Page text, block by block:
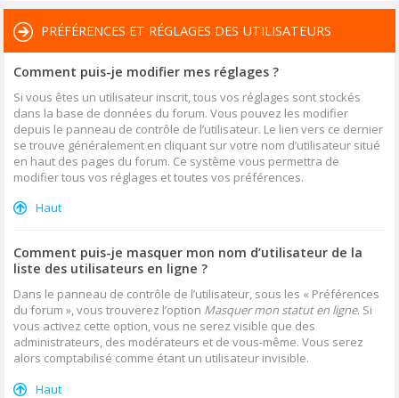
PRÉFÉRENCES ET RÉGLAGES DES UTILISATEURS
Comment puis-je modifier mes réglages ?
Si vous êtes un utilisateur inscrit, tous vos réglages sont stockés
dans la base de données du forum. Vous pouvez les modifier
depuis le panneau de contrôle de l’utilisateur. Le lien vers ce dernier
se trouve généralement en cliquant sur votre nom d’utilisateur situé
en haut des pages du forum. Ce système vous permettra de
modifier tous vos réglages et toutes vos préférences.
Haut
Comment puis-je masquer mon nom d’utilisateur de la
liste des utilisateurs en ligne ?
Dans le panneau de contrôle de l’utilisateur, sous les « Préférences
du forum », vous trouverez l’option Masquer mon statut en ligne. Si
vous activez cette option, vous ne serez visible que des
administrateurs, des modérateurs et de vous-même. Vous serez
alors comptabilisé comme étant un utilisateur invisible.
Haut